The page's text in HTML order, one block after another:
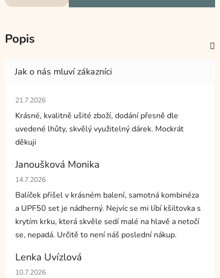
Popis
Hodnocení obchodu je 5 z 5 hvězdiček.
21.7.2026
Krásné, kvalitně ušité zboží, dodání přesně dle
uvedené lhůty, skvělý využitelný dárek. Mockrát
děkuji
Janoušková Monika
Hodnocení obchodu je 5 z 5 hvězdiček.
14.7.2026
Balíček přišel v krásném balení, samotná kombinéza
a UPF50 set je nádherný. Nejvíc se mi líbí kšiltovka s
krytím krku, která skvěle sedí malé na hlavě a netočí
se, nepadá. Určitě to není náš poslední nákup.
Lenka Uvízlová
Hodnocení obchodu je 5 z 5 hvězdiček.
10.7.2026